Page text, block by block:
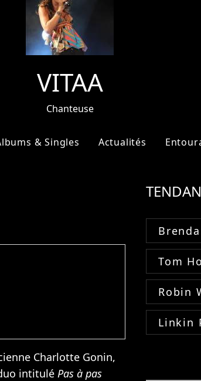
VITAA
Chanteuse
& Singles Actualités
Charlotte Gonin,
intitulé Pas à pas
Tom
Robin
Linkin